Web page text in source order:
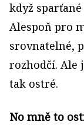
když
Alespoň pro
srovnatelné,
rozhodčí. Ale
tak ostré.
No mně to